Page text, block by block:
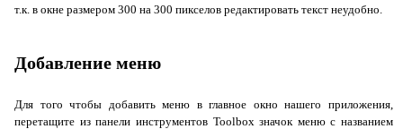
т.к. в окне размером 300 на 300 пикселов редактировать текст неудобно.
Добавление меню
Для того чтобы добавить меню в главное окно нашего приложения,
перетащите из панели инструментов Toolbox значок меню с названием